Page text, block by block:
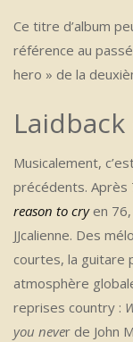
Ce titre d’album
référence au
hero » de la
Musicalement,
précédents. Après
reason to cry en
JJcalienne. Des
courtes, la guitare
atmosphère
reprises country :
you never de John